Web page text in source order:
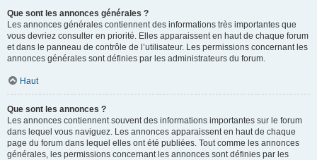
Que sont les annonces générales ?
Les annonces générales contiennent des informations très importantes que
vous devriez consulter en priorité. Elles apparaissent en haut de chaque forum
et dans le panneau de contrôle de l’utilisateur. Les permissions concernant les
annonces générales sont définies par les administrateurs du forum.
Haut
Que sont les annonces ?
Les annonces contiennent souvent des informations importantes sur le forum
dans lequel vous naviguez. Les annonces apparaissent en haut de chaque
page du forum dans lequel elles ont été publiées. Tout comme les annonces
générales, les permissions concernant les annonces sont définies par les